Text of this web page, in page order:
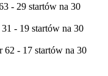
- 29 startów na 30
- 19 startów na 30
62 - 17 startów na 30